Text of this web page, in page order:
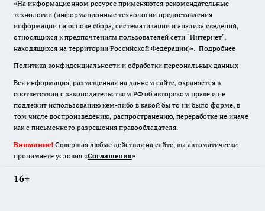
«На информационном ресурсе применяются рекомендательные
технологии (информационные технологии предоставления
информации на основе сбора, систематизации и анализа сведений,
относящихся к предпочтениям пользователей сети "Интернет",
находящихся на территории Российской Федерации)». Подробнее
Политика конфиденциальности и обработки персональных данных
Вся информация, размещенная на данном сайте, охраняется в
соответствии с законодательством РФ об авторском праве и не
подлежит использованию кем-либо в какой бы то ни было форме, в
том числе воспроизведению, распространению, переработке не иначе
как с письменного разрешения правообладателя.
Внимание! Совершая любые действия на сайте, вы автоматически
принимаете условия «Cоглашения»
16+